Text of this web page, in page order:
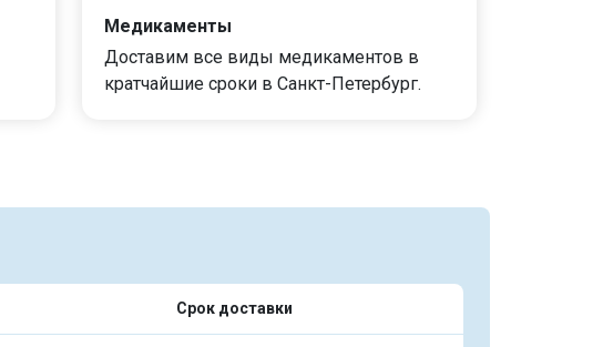
Медикаменты
Доставим все виды медикаментов в
кратчайшие сроки в Санкт-Петербург.
Срок доставки